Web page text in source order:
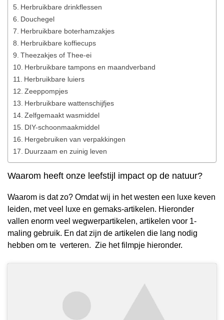
Herbruikbare drinkflessen
Douchegel
Herbruikbare boterhamzakjes
Herbruikbare koffiecups
Theezakjes of Thee-ei
Herbruikbare tampons en maandverband
Herbruikbare luiers
Zeeppompjes
Herbruikbare wattenschijfjes
Zelfgemaakt wasmiddel
DIY-schoonmaakmiddel
Hergebruiken van verpakkingen
Duurzaam en zuinig leven
Waarom heeft onze leefstijl impact op de natuur?
Waarom is dat zo? Omdat wij in het westen een luxe keven
leiden, met veel luxe en gemaks-artikelen. Hieronder
vallen enorm veel wegwerpartikelen, artikelen voor 1-
maling gebruik. En dat zijn de artikelen die lang nodig
hebben om te verteren. Zie het filmpje hieronder.